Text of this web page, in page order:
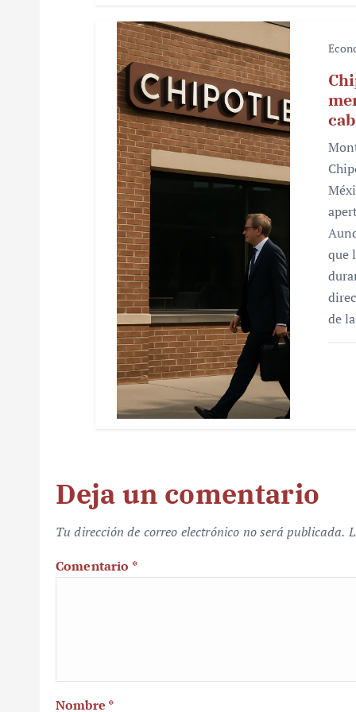
que
de
Deja un comentario
Tu dirección de correo electrónico no será publicada.
Comentario *
Nombre *